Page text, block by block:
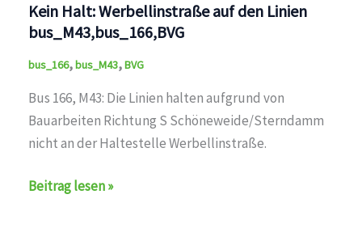
Kein Halt: Werbellinstraße auf den Linien
bus_M43,bus_166,BVG
bus_166,bus_M43,BVG
Bus 166, M43: Die Linien halten aufgrund von
Bauarbeiten Richtung S Schöneweide/Sterndamm
nicht an der Haltestelle Werbellinstraße.
Kein
Beitrag lesen »